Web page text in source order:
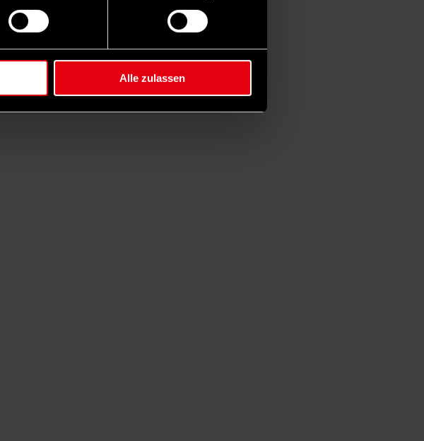
Alle zulassen